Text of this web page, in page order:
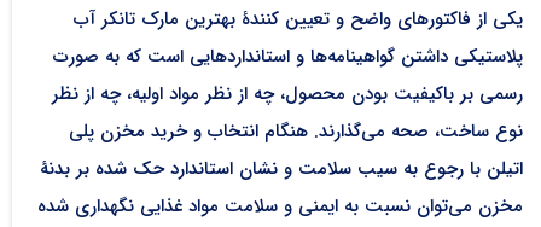
یکی از فاکتورهای واضح و تعیین کنندۀ بهترین مارک تانکر آب
پلاستیکی داشتن گواهینامه‌ها و استانداردهایی است که به صورت
رسمی بر باکیفیت بودن محصول، چه از نظر مواد اولیه، چه از نظر
نوع ساخت، صحه می‌گذارند. هنگام انتخاب و خرید مخزن پلی
اتیلن با رجوع به سیب سلامت و نشان استاندارد حک شده بر بدنۀ
مخزن می‌توان نسبت به ایمنی و سلامت مواد غذایی نگهداری شده